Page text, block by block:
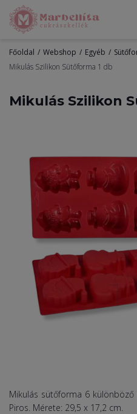
Díszítők
Alapanyagok
Egyéb
Profil
Főoldal Webshop Egyéb
Mikulás Szilikon Sütőforma 1 db
Mikulás Szilikon
Mikulás sütőforma 6
Piros. Mérete: 29,5 x 17,2 cm.